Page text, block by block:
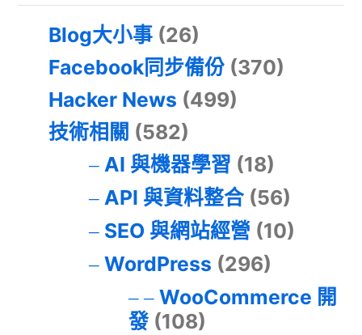
Blog大小事 (26)
Facebook同步備份 (370)
Hacker News (499)
技術相關 (582)
AI 與機器學習 (18)
API 與資料整合(56)
SEO 與網站經營 (10)
WordPress (296)
WooCommerce 開
發(108)